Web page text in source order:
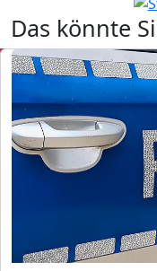
Das könnte